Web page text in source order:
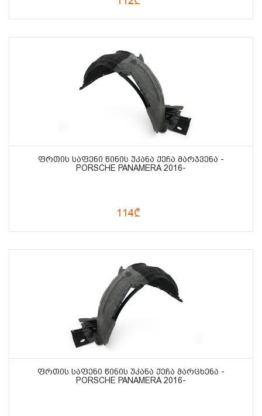
ᲤᲠᲗᲘᲡ ᲡᲐᲤᲔᲜᲘ ᲬᲘᲜᲘᲡ ᲣᲙᲐᲜᲐ ᲥᲔᲩᲐ ᲛᲐᲠᲯᲕᲔᲜᲐ -
PORSCHE PANAMERA 2016-
114₾
ᲤᲠᲗᲘᲡ ᲡᲐᲤᲔᲜᲘ ᲬᲘᲜᲘᲡ ᲣᲙᲐᲜᲐ ᲥᲔᲩᲐ ᲛᲐᲠᲪᲮᲔᲜᲐ -
PORSCHE PANAMERA 2016-